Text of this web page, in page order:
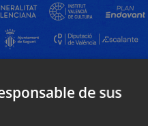
de sus